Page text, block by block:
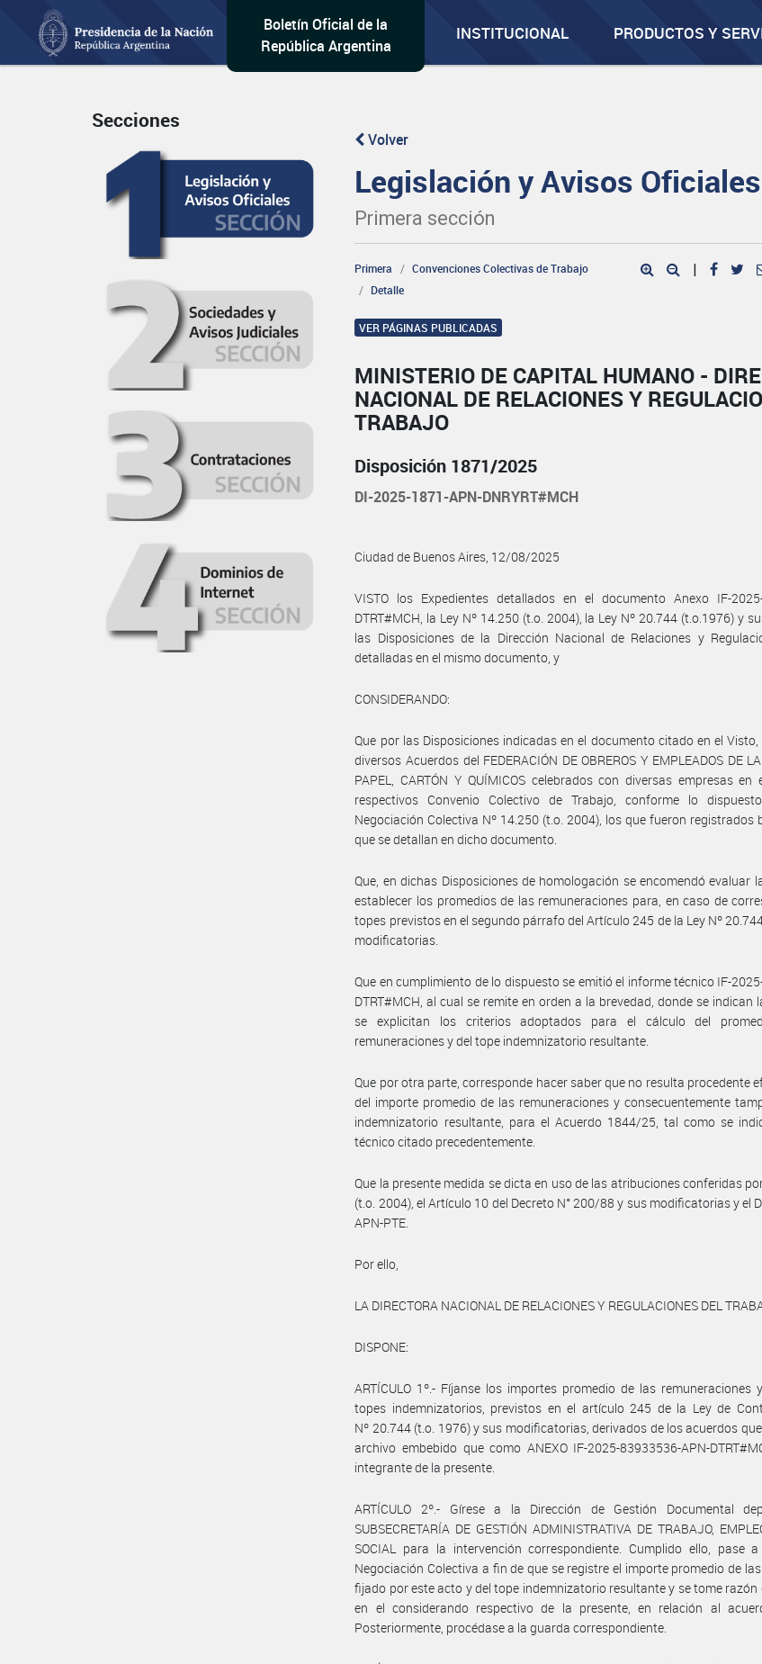
Boletín Oficial de la
República Argentina
INSTITUCIONAL PRODUCTOS Y
Secciones
Volver
Legislación y Avisos Oficiales
Primera sección
Primera
Convenciones Colectivas de Trabajo
Detalle
|
VER PÁGINAS PUBLICADAS
MINISTERIO DE CAPITAL HUMANO -
NACIONAL DE RELACIONES Y
TRABAJO
Disposición 1871/2025
DI-2025-1871-APN-DNRYRT#MCH
Ciudad de Buenos Aires, 12/08/2025
VISTO los Expedientes detallados en el documento Anexo IF-
DTRT#MCH, la Ley Nº 14.250 (t.o. 2004), la Ley Nº 20.744 (t.o.1976) y
las Disposiciones de la Dirección Nacional de Relaciones y
detalladas en el mismo documento, y
CONSIDERANDO:
Que por las Disposiciones indicadas en el documento citado en el
diversos Acuerdos del FEDERACIÓN DE OBREROS Y EMPLEADOS DE
PAPEL, CARTÓN Y QUÍMICOS celebrados con diversas empresas
respectivos Convenio Colectivo de Trabajo, conforme lo
Negociación Colectiva Nº 14.250 (t.o. 2004), los que fueron registrados
que se detallan en dicho documento.
Que, en dichas Disposiciones de homologación se encomendó evaluar
establecer los promedios de las remuneraciones para, en caso de
topes previstos en el segundo párrafo del Artículo 245 de la Ley Nº
modificatorias.
Que en cumplimiento de lo dispuesto se emitió el informe técnico IF-
DTRT#MCH, al cual se remite en orden a la brevedad, donde se indican
se explicitan los criterios adoptados para el cálculo del
remuneraciones y del tope indemnizatorio resultante.
Que por otra parte, corresponde hacer saber que no resulta procedente
del importe promedio de las remuneraciones y consecuentemente
indemnizatorio resultante, para el Acuerdo 1844/25, tal como se
técnico citado precedentemente.
Que la presente medida se dicta en uso de las atribuciones conferidas
(t.o. 2004), el Artículo 10 del Decreto N° 200/88 y sus modificatorias y el
APN-PTE.
Por ello,
LA DIRECTORA NACIONAL DE RELACIONES Y REGULACIONES DEL
DISPONE:
ARTÍCULO 1º.- Fíjanse los importes promedio de las remuneraciones
topes indemnizatorios, previstos en el artículo 245 de la Ley de
Nº 20.744 (t.o. 1976) y sus modificatorias, derivados de los acuerdos
archivo embebido que como ANEXO IF-2025-83933536-APN-
integrante de la presente.
ARTÍCULO 2º.- Gírese a la Dirección de Gestión Documental
SUBSECRETARÍA DE GESTIÓN ADMINISTRATIVA DE TRABAJO,
SOCIAL para la intervención correspondiente. Cumplido ello, pase
Negociación Colectiva a fin de que se registre el importe promedio de
fijado por este acto y del tope indemnizatorio resultante y se tome razón
en el considerando respectivo de la presente, en relación al
Posteriormente, procédase a la guarda correspondiente.